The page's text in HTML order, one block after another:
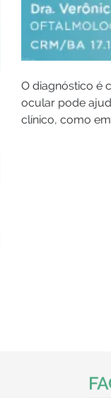
O diagnóstico é
ocular pode
clínico, como